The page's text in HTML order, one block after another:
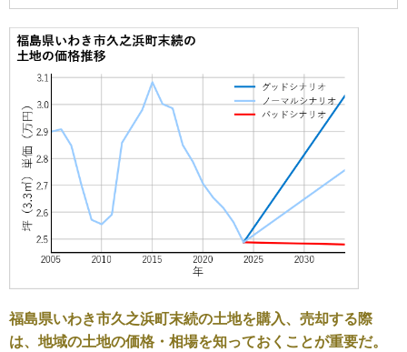
福島県いわき市久之浜町末続の土地を購入、売却する際
は、地域の土地の価格・相場を知っておくことが重要だ。